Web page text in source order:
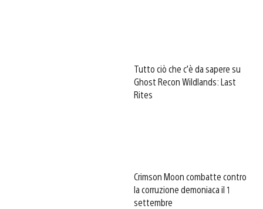
Tutto ciò che c’è da sapere su
Ghost Recon Wildlands: Last
Rites
Crimson Moon combatte contro
la corruzione demoniaca il 1
settembre